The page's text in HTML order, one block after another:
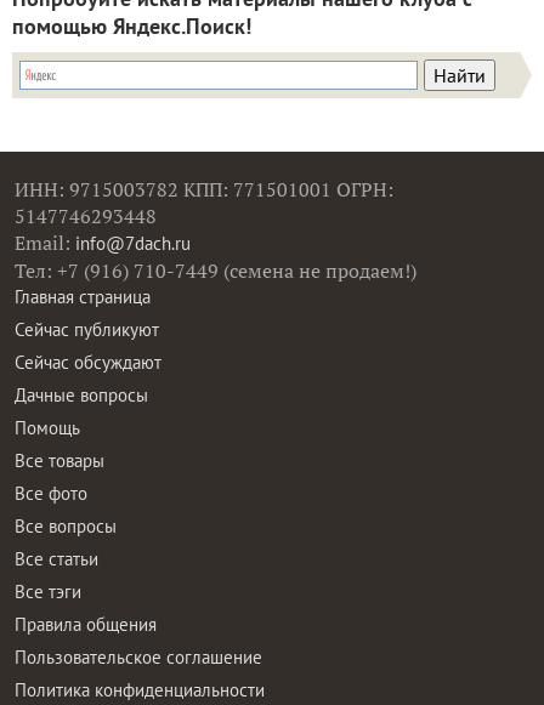
помощью Яндекс.Поиск!
ИНН: 9715003782 КПП: 771501001 ОГРН:
5147746293448
Email: info@7dach.ru
Тел: +7 (916) 710-7449 (семена не продаем!)
Главная страница
Сейчас публикуют
Сейчас обсуждают
Дачные вопросы
Помощь
Все товары
Все фото
Все вопросы
Все статьи
Все тэги
Правила общения
Пользовательское соглашение
Политика конфиденциальности